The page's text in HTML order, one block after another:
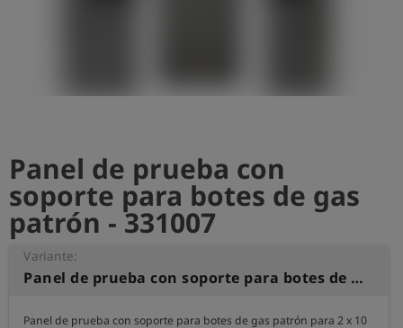
Panel de prueba con
soporte para botes de gas
patrón - 331007
Variante:
Panel de prueba con soporte para botes de gas patrón
Panel de prueba con soporte para botes de gas patrón para 2 x 10